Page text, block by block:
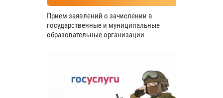
Прием заявлений о зачислении в
государственные и муниципальные
образовательные организации